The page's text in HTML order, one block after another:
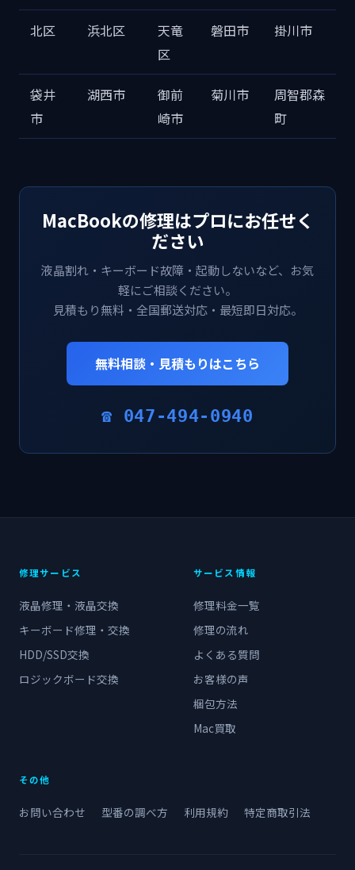
北区 浜北区
天竜
区
磐田市 掛川市
袋井
市
湖西市
御前
崎市
菊川市
周智郡森
町
MacBookの修理はプロにお任せく
ださい
液晶割れ・キーボード故障・起動しないなど、お気
軽にご相談ください。
見積もり無料・全国郵送対応・最短即日対応。
無料相談・見積もりはこちら
☎ 047-494-0940
修理サービス
液晶修理・液晶交換
キーボード修理・交換
HDD/SSD交換
ロジックボード交換
サービス情報
修理料金一覧
修理の流れ
よくある質問
お客様の声
梱包方法
Mac買取
その他
お問い合わせ 型番の調べ方 利用規約 特定商取引法